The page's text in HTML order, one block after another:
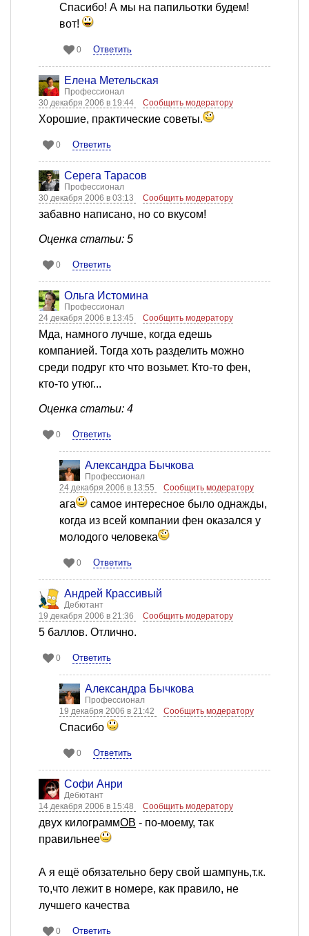
Спасибо! А мы на папильотки будем!
вот!
0 Ответить
Елена Метельская
Профессионал
30 декабря 2006 в 19:44
Сообщить модератору
Хорошие, практические советы.
0 Ответить
Серега Тарасов
Профессионал
30 декабря 2006 в 03:13
Сообщить модератору
забавно написано, но со вкусом!
Оценка статьи: 5
0 Ответить
Ольга Истомина
Профессионал
24 декабря 2006 в 13:45
Сообщить модератору
Мда, намного лучше, когда едешь
компанией. Тогда хоть разделить можно
среди подруг кто что возьмет. Кто-то фен,
кто-то утюг...
Оценка статьи: 4
0 Ответить
Александра Бычкова
Профессионал
24 декабря 2006 в 13:55
Сообщить модератору
ага
самое интересное было однажды,
когда из всей компании фен оказался у
молодого человека
0 Ответить
Андрей Крассивый
Дебютант
19 декабря 2006 в 21:36
Сообщить модератору
5 баллов. Отлично.
0 Ответить
Александра Бычкова
Профессионал
19 декабря 2006 в 21:42
Сообщить модератору
Спасибо
0 Ответить
Софи Анри
Дебютант
14 декабря 2006 в 15:48
Сообщить модератору
двух килограммОВ - по-моему, так
правильнее
А я ещё обязательно беру свой шампунь,т.к.
то,что лежит в номере, как правило, не
лучшего качества
0 Ответить